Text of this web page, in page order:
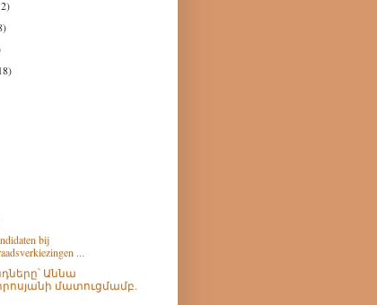
bij
...
Աննա
մատուցմամբ.